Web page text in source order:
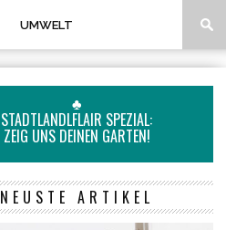
UMWELT
♣
STADTLANDLFLAIR SPEZIAL:
ZEIG UNS DEINEN GARTEN!
NEUSTE ARTIKEL